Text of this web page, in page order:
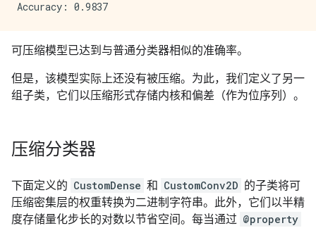
可压缩模型已达到与普通分类器相似的准确率。
但是，该模型实际上还没有被压缩。为此，我们定义了另一
组子类，它们以压缩形式存储内核和偏差（作为位序列）。
压缩分类器
下面定义的 CustomDense 和 CustomConv2D 的子类将可
压缩密集层的权重转换为二进制字符串。此外，它们以半精
度存储量化步长的对数以节省空间。每当通过 @property